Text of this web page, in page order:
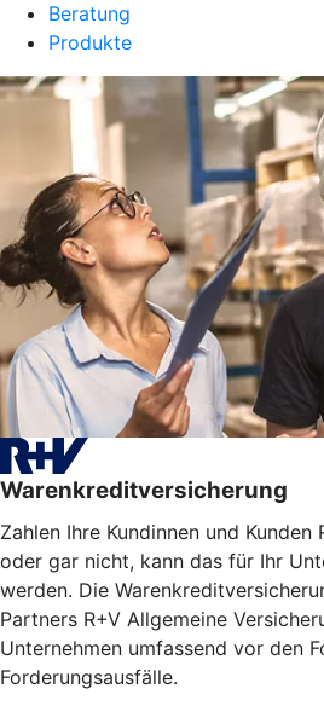
Beratung
Produkte
Warenkreditversicherung
Zahlen Ihre Kundinnen und Kunden
oder gar nicht, kann das für Ihr
werden. Die
Partners R+V Allgemeine
Unternehmen umfassend vor den
Forderungsausfälle.